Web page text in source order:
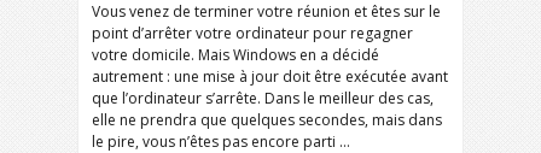
Vous venez de terminer votre réunion et êtes sur le
point d’arrêter votre ordinateur pour regagner
votre domicile. Mais Windows en a décidé
autrement : une mise à jour doit être exécutée avant
que l’ordinateur s’arrête. Dans le meilleur des cas,
elle ne prendra que quelques secondes, mais dans
le pire, vous n’êtes pas encore parti …